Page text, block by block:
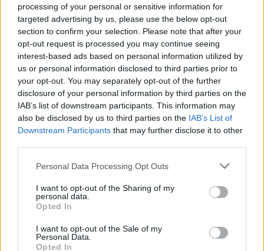
processing of your personal or sensitive information for
targeted advertising by us, please use the below opt-out
section to confirm your selection. Please note that after your
opt-out request is processed you may continue seeing
interest-based ads based on personal information utilized by
us or personal information disclosed to third parties prior to
your opt-out. You may separately opt-out of the further
disclosure of your personal information by third parties on the
IAB’s list of downstream participants. This information may
also be disclosed by us to third parties on the IAB’s List of
Downstream Participants that may further disclose it to other
Please note that this website/app uses one or more Google
not limited to your visit or usage behaviour. You may click to
grant or deny consent to Google and its third-party tags to
use your data for below specified purposes in below Google
consent section.
Personal Data Processing Opt Outs
I want to opt-out of the Sharing of my
personal data.
Opted In
I want to opt-out of the Sale of my
Personal Data.
Opted In
ΔΙΕΘΝΗ
05/08/2020 - 17:45
ΠΟΥ-Covid-19 προς νέους: Πρέπει
πραγματικά να πάτε σε πάρτι;
Ακόμα και στη Γενεύη, όπου εδρεύει ο ΠΟΥ,
τα κλαμπ και τα καμπαρέ έκλεισαν την
περασμένη εβδομάδα